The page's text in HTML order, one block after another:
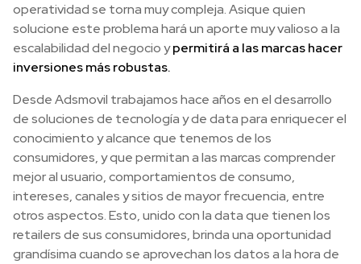
operatividad se torna muy compleja. Asique quien
solucione este problema hará un aporte muy valioso a la
escalabilidad del negocio ypermitirá a las marcas hacer
inversiones más robustas.
Desde Adsmovil trabajamos hace años en el desarrollo
de soluciones de tecnología y de data para enriquecer el
conocimiento y alcance que tenemos de los
consumidores, y que permitan a las marcas comprender
mejor al usuario, comportamientos de consumo,
intereses, canales y sitios de mayor frecuencia, entre
otros aspectos. Esto, unido con la data que tienen los
retailers de sus consumidores, brinda una oportunidad
grandísima cuando se aprovechan los datos a la hora de